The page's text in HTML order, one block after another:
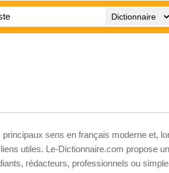
principaux sens en français moderne et,
utiles. Le-Dictionnaire.com propose un
rédacteurs, professionnels ou